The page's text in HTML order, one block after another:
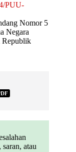
PUU-
Nomor 5
Negara
Republik
atau